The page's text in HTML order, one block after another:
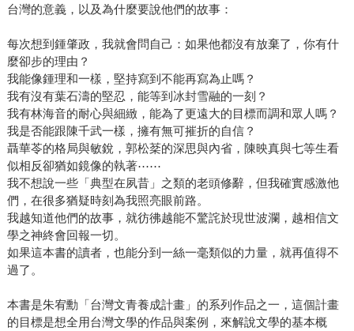
台灣的意義，以及為什麼要說他們的故事：
每次想到鍾肇政，我就會問自己：如果他都沒有放棄了，你有什
麼卻步的理由？
我能像鍾理和一樣，堅持寫到不能再寫為止嗎？
我有沒有葉石濤的堅忍，能等到冰封雪融的一刻？
我有林海音的耐心與細緻，能為了更遠大的目標而調和眾人嗎？
我是否能跟陳千武一樣，擁有無可摧折的自信？
聶華苓的格局與敏銳，郭松棻的深思與內省，陳映真與七等生看
似相反卻猶如鏡像的執著⋯⋯
我不想說一些「典型在夙昔」之類的老頭修辭，但我確實感激他
們，在很多猶疑時刻為我照亮眼前路。
我越知道他們的故事，就彷彿越能不驚詫於現世波瀾，越相信文
學之神終會回報一切。
如果這本書的讀者，也能分到一絲一毫類似的力量，就再值得不
過了。
本書是朱宥勳「台灣文青養成計畫」的系列作品之一，這個計畫
的目標是想全用台灣文學的作品與案例，來解說文學的基本概